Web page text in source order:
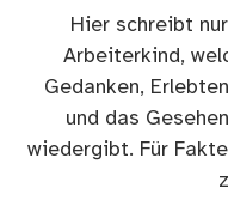
Hier schreibt
Arbeiterkind,
Gedanken,
und das
wiedergibt. Für